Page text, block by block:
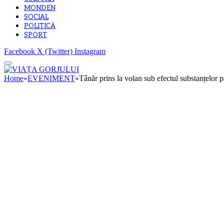
MONDEN
SOCIAL
POLITICĂ
SPORT
Facebook X (Twitter) Instagram
Home»EVENIMENT»Tânăr prins la volan sub efectul substanțelor